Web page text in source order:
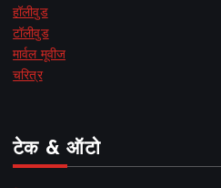
हॉलीवुड
टॉलीवुड
मार्वल मूवीज
चरित्र
टेक & ऑटो